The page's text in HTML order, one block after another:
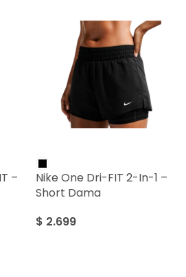
–
Nike One Dri-FIT 2-In-1 –
Short Dama
$ 2.699